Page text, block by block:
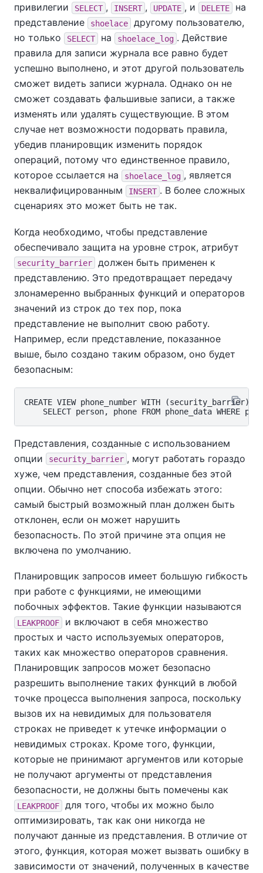
привилегии SELECT , INSERT , UPDATE , и DELETE
на
представление
shoelace
другому пользователю,
но только
SELECT на shoelace_log . Действие
правила для записи журнала все равно будет
успешно выполнено, и этот другой пользователь
сможет видеть записи журнала. Однако он не
сможет создавать фальшивые записи, а также
изменять или удалять существующие. В этом
случае нет возможности подорвать правила,
убедив планировщик изменить порядок
операций, потому что единственное правило,
которое ссылается на
shoelace_log , является
неквалифицированным
INSERT . В более сложных
сценариях это может быть не так.
Когда необходимо, чтобы представление
обеспечивало защита на уровне строк, атрибут
security_barrier
должен быть применен к
представлению. Это предотвращает передачу
злонамеренно выбранных функций и операторов
значений из строк до тех пор, пока
представление не выполнит свою работу.
Например, если представление, показанное
выше, было создано таким образом, оно будет
безопасным:
CREATE VIEW phone_number WITH (security_barrier) AS
Представления, созданные с использованием
опции
security_barrier , могут работать гораздо
хуже, чем представления, созданные без этой
опции. Обычно нет способа избежать этого:
самый быстрый возможный план должен быть
отклонен, если он может нарушить
безопасность. По этой причине эта опция не
включена по умолчанию.
Планировщик запросов имеет большую гибкость
при работе с функциями, не имеющими
побочных эффектов. Такие функции называются
LEAKPROOF
и включают в себя множество
простых и часто используемых операторов,
таких как множество операторов сравнения.
Планировщик запросов может безопасно
разрешить выполнение таких функций в любой
точке процесса выполнения запроса, поскольку
вызов их на невидимых для пользователя
строках не приведет к утечке информации о
невидимых строках. Кроме того, функции,
которые не принимают аргументов или которые
не получают аргументы от представления
безопасности, не должны быть помечены как
LEAKPROOF
для того, чтобы их можно было
оптимизировать, так как они никогда не
получают данные из представления. В отличие от
этого, функция, которая может вызвать ошибку в
зависимости от значений, полученных в качестве